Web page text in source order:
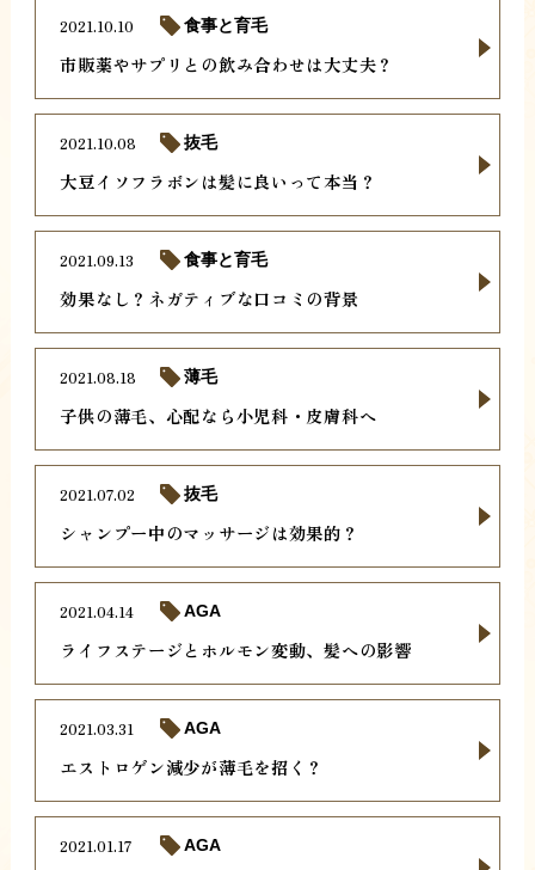
市販薬やサプリとの飲み合わせは大丈夫？
2021.10.10 食事と育毛
大豆イソフラボンは髪に良いって本当？
2021.10.08 抜毛
効果なし？ネガティブな口コミの背景
2021.09.13 食事と育毛
子供の薄毛、心配なら小児科・皮膚科へ
2021.08.18 薄毛
シャンプー中のマッサージは効果的？
2021.07.02 抜毛
ライフステージとホルモン変動、髪への影響
2021.04.14 AGA
エストロゲン減少が薄毛を招く？
2021.03.31 AGA
2021.01.17 AGA